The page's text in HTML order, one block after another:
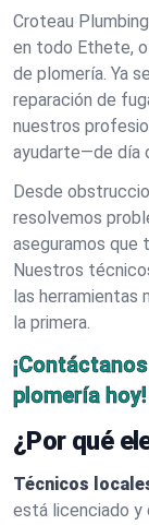
Croteau
en todo Ethete,
de plomería. Ya
reparación de
nuestros
ayudarte—de día
Desde
resolvemos
aseguramos que
Nuestros
las herramientas
la primera.
plomería hoy!
¿Por qué
Técnicos
está licenciado y